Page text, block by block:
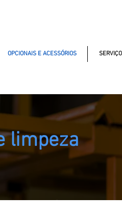
OPCIONAIS E ACESSÓRIOS
limpeza